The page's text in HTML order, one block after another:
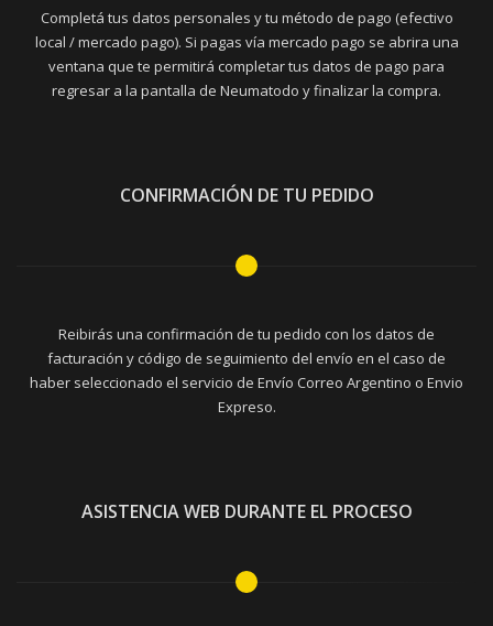
Completá tus datos personales y tu método de pago (efectivo
local / mercado pago). Si pagas vía mercado pago se abrira una
ventana que te permitirá completar tus datos de pago para
regresar a la pantalla de Neumatodo y finalizar la compra.
CONFIRMACIÓN DE TU PEDIDO
Reibirás una confirmación de tu pedido con los datos de
facturación y código de seguimiento del envío en el caso de
haber seleccionado el servicio de Envío Correo Argentino o Envio
Expreso.
ASISTENCIA WEB DURANTE EL PROCESO